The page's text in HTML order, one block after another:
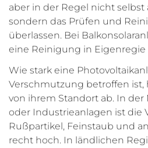
aber in der Regel nicht selbst
sondern das Prüfen und
überlassen. Bei
eine Reinigung in
Wie stark eine
Verschmutzung betroffen
von ihrem Standort ab. In der
oder Industrieanlagen ist die
Rußpartikel, Feinstaub und
recht hoch. In ländlichen